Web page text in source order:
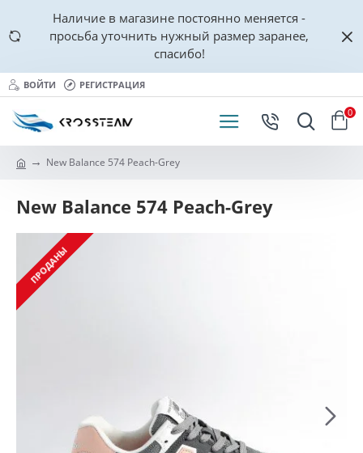
Наличие в магазине постоянно меняется -
просьба уточнить нужный размер заранее,
спасибо!
ВОЙТИ РЕГИСТРАЦИЯ
0
New Balance 574 Peach-Grey
New Balance 574 Peach-Grey
ПРОДАНЫ